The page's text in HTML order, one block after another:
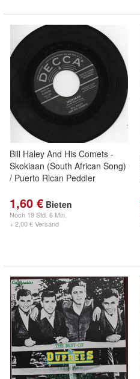
Bill Haley And His Comets -
Skokiaan (South African Song)
/ Puerto Rican Peddler
1,60 € Bieten
Noch 19 Std. 6 Min.
+ 2,00 € Versand